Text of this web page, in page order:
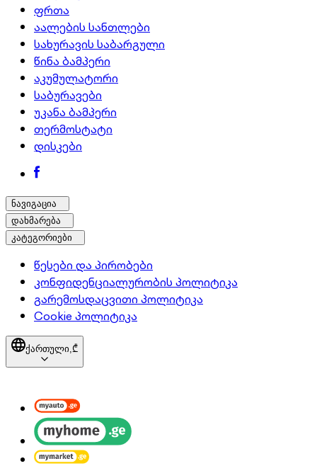
ფრთა
აალების სანთლები
სახურავის საბარგული
წინა ბამპერი
აკუმულატორი
საბურავები
უკანა ბამპერი
თერმოსტატი
დისკები
ნავიგაცია
დახმარება
კატეგორიები
წესები და პირობები
კონფიდენციალურობის პოლიტიკა
გარემოსდაცვითი პოლიტიკა
Cookie პოლიტიკა
ქართული, ₾